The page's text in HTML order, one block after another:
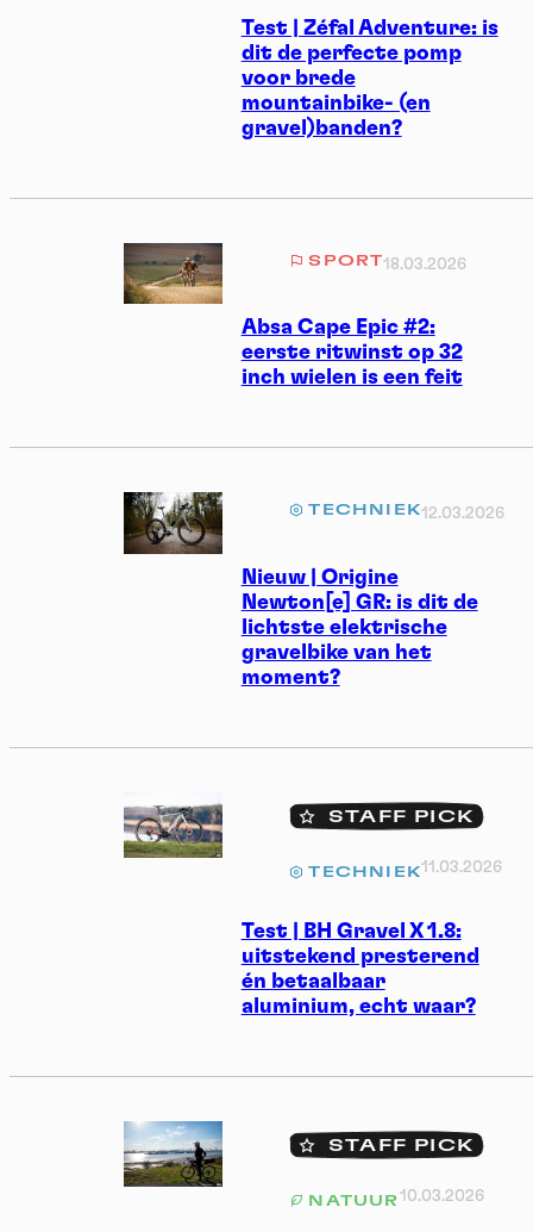
Test | Zéfal Adventure: is
dit de perfecte pomp
voor brede
mountainbike- (en
gravel)banden?
Absa Cape Epic #2:
eerste ritwinst op 32
inch wielen is een feit
SPORT18.03.2026
Nieuw | Origine
Newton[e] GR: is dit de
lichtste elektrische
gravelbike van het
moment?
TECHNIEK12.03.2026
Test | BH Gravel X 1.8:
uitstekend presterend
én betaalbaar
aluminium, echt waar?
STAFF PICK
TECHNIEK11.03.2026
STAFF PICK
NATUUR 10.03.2026